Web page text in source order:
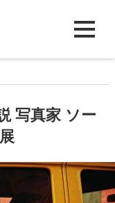
写真家 ソー